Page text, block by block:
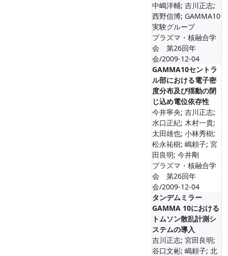
中嶋洋輔; 吉川正志;
西野信博; GAMMA10
実験グループ
プラズマ・核融合学
会 第26回年
会/2009-12-04
GAMMA10セントラ
ル部における電子密
度分布及び揺動の閉
じ込め電位依存性
今井寧央; 吉川正志;
水口正紀; 木村一貴;
太田雄也; 小林秀樹;
松永祐樹; 嶋頼子; 宮
田良明; 今井剛
プラズマ・核融合学
会 第26回年
会/2009-12-04
タンデムミラー
GAMMA 10における
トムソン散乱計測シ
ステムの導入
吉川正志; 宮田良明;
谷口文彬; 嶋頼子; 北